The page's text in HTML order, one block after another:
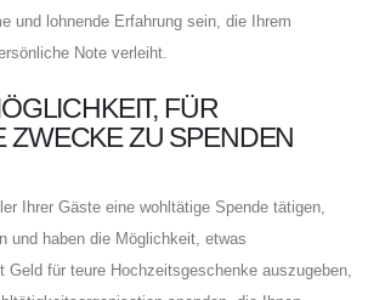
und lohnende Erfahrung sein, die Ihrem
Note verleiht.
FÜR
ZWECKE ZU SPENDEN
Ihrer Gäste eine wohltätige Spende tätigen,
und haben die Möglichkeit, etwas
Geld für teure Hochzeitsgeschenke auszugeben,